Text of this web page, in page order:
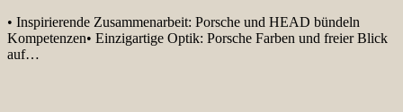
• Inspirierende Zusammenarbeit: Porsche und HEAD bündeln
Kompetenzen• Einzigartige Optik: Porsche Farben und freier Blick
auf…